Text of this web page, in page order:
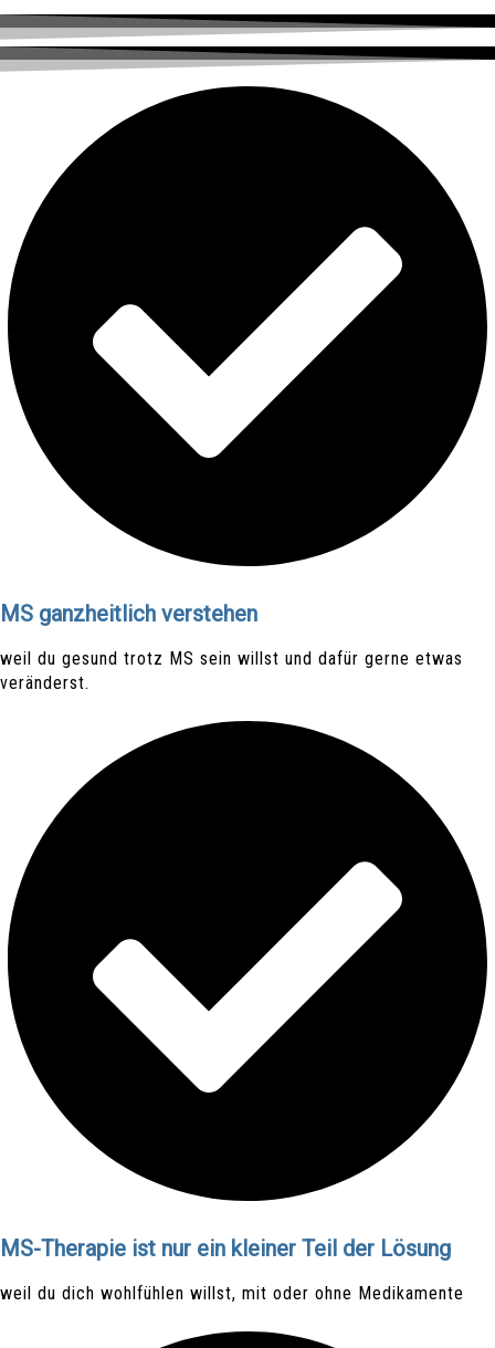
MS ganzheitlich verstehen
weil du gesund trotz MS sein willst und dafür gerne etwas
veränderst.
MS-Therapie ist nur ein kleiner Teil der Lösung
weil du dich wohlfühlen willst, mit oder ohne Medikamente